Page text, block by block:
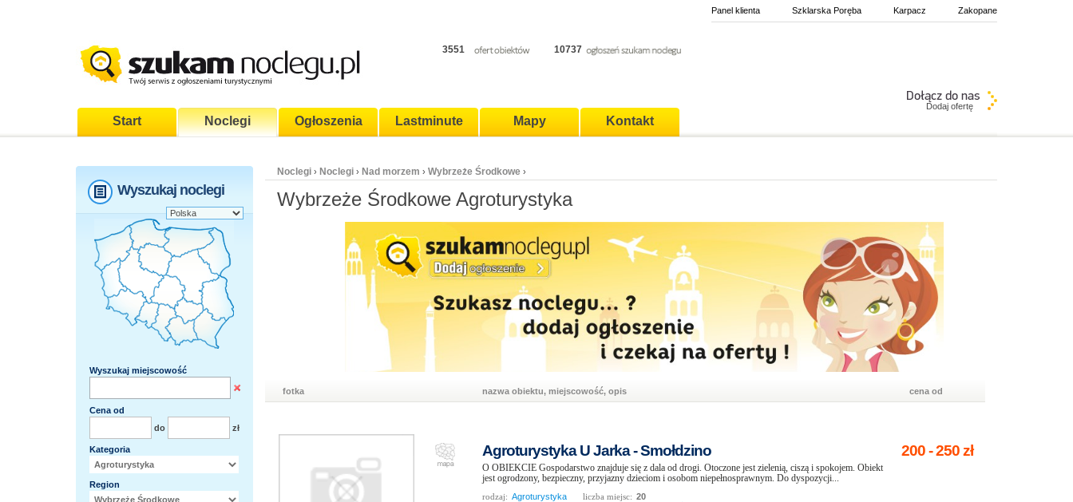
Panel klienta Szklarska Poręba Karpacz Zakopane
3551 10737
Start Noclegi Ogłoszenia Lastminute Mapy Kontakt
Dodaj ofertę
Wyszukaj noclegi
Wyszukaj miejscowość
Cena od
do
zł
Kategoria
Region
Noclegi › Noclegi › Nad morzem › Wybrzeże Środkowe ›
Wybrzeże Środkowe Agroturystyka
fotka nazwa obiektu, miejscowość, opis cena od
Agroturystyka U Jarka - Smołdzino
O OBIEKCIE Gospodarstwo znajduje się z dala od drogi. Otoczone jest zielenią, ciszą i spokojem. Obiekt
jest ogrodzony, bezpieczny, przyjazny dzieciom i osobom niepełnosprawnym. Do dyspozycji...
rodzaj: Agroturystyka liczba miejsc: 20
200-250zł